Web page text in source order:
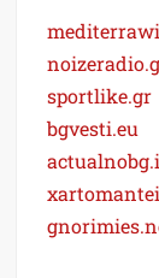
sportlike.gr
bgvesti.eu